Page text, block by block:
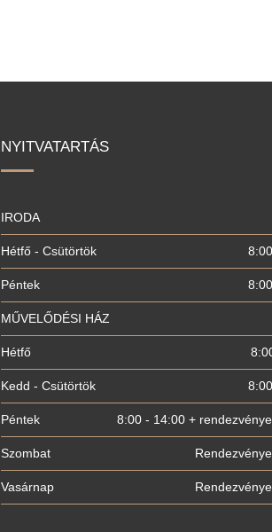
NYITVATARTÁS
IRODA
Hétfő - Csütörtök
Péntek
MŰVELŐDÉSI HÁZ
Hétfő
Kedd - Csütörtök
Péntek 8:00 - 14:00 +
Szombat
Vasárnap